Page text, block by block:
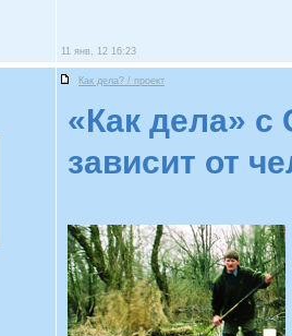
11 янв, 12 16:23
Как дела? / проект
«Как дела»
зависит от